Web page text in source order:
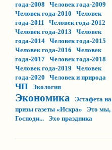
года-2008
Человек года-2009
Человек года-2010
Человек
года-2011
Человек года-2012
Человек года-2013
Человек
года-2014 Человек года-2015
Человек года-2016
Человек
года-2017 Человек года-2018
Человек года-2019
Человек
года-2020
Человек и природа
ЧП Экология
Экономика
Эстафета на
призы газеты «Искра»
Это мы,
Господи...
Эхо праздника